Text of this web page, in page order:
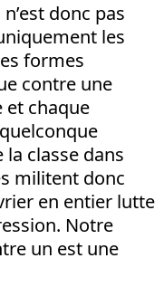
donc pas
les
formes
contre une
et chaque
classe dans
militent donc
en entier lutte
Notre
un est une